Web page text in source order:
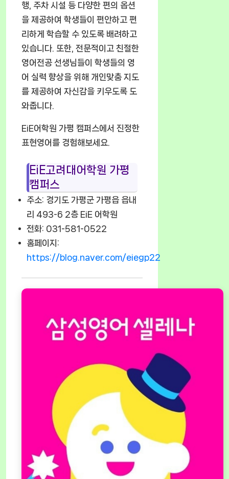
행, 주차 시설 등 다양한 편의 옵션
을 제공하여 학생들이 편안하고 편
리하게 학습할 수 있도록 배려하고
있습니다. 또한, 전문적이고 친절한
영어전공 선생님들이 학생들의 영
어 실력 향상을 위해 개인맞춤 지도
를 제공하여 자신감을 키우도록 도
와줍니다.
EiE어학원 가평 캠퍼스에서 진정한
표현영어를 경험해보세요.
EiE고려대어학원 가평
캠퍼스
주소: 경기도 가평군 가평읍 읍내
리 493-6 2층 EiE 어학원
전화: 031-581-0522
홈페이지:
https://blog.naver.com/eiegp22